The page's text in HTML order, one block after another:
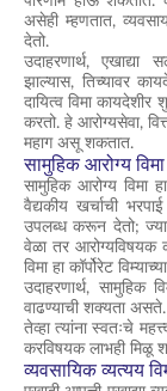
असेही म्हणतात,
देतो.
उदाहरणार्थ,
झाल्यास, तिच्यावर
दायित्व विमा
करतो. हे आरोग्यसेवा,
महाग असू शकतात.
सामुहिक आरोग्य विमा
सामुहिक आरोग्य विमा
वैद्यकीय खर्चाची
उपलब्ध करून देतो;
वेळा तर आरोग्यविषयक
विमा हा कॉर्पोरेट
उदाहरणार्थ, सामुहिक
वाढण्याची शक्यता असते.
तेव्हा त्यांना स्वतःचे
करविषयक लाभही मिळू
व्यवसायिक व्यत्यय